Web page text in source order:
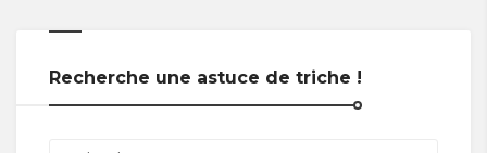
Recherche une astuce de triche !